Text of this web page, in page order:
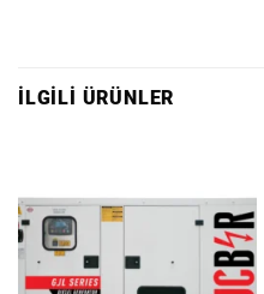
İLGILI ÜRÜNLER